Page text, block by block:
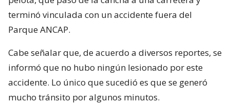
terminó vinculada con un accidente fuera del
Parque ANCAP.
Cabe señalar que, de acuerdo a diversos reportes, se
informó que no hubo ningún lesionado por este
accidente. Lo único que sucedió es que se generó
mucho tránsito por algunos minutos.